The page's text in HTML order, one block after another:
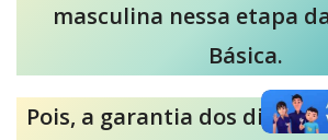
masculina nessa etapa
Básica.
Pois, a garantia dos